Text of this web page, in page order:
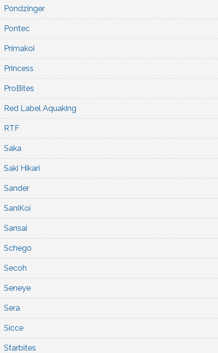
Pondzinger
Pontec
Primakoi
Princess
ProBites
Red Label Aquaking
RTF
Saka
Saki Hikari
Sander
SaniKoi
Sansai
Schego
Secoh
Seneye
Sera
Sicce
Starbites